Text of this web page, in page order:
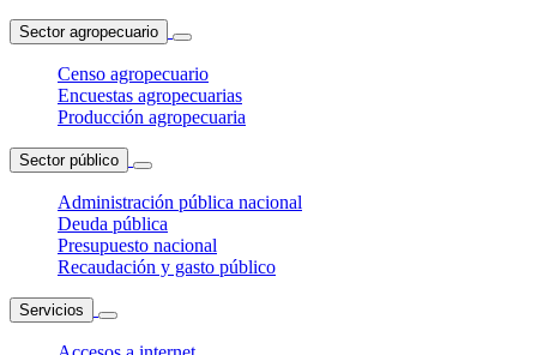
Sector agropecuario
Censo agropecuario
Encuestas agropecuarias
Producción agropecuaria
Sector público
Administración pública nacional
Deuda pública
Presupuesto nacional
Recaudación y gasto público
Servicios